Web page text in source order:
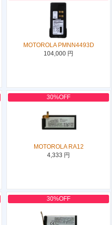
MOTOROLA PMNN4493D
104,000 円
30%OFF
MOTOROLA RA12
4,333 円
30%OFF